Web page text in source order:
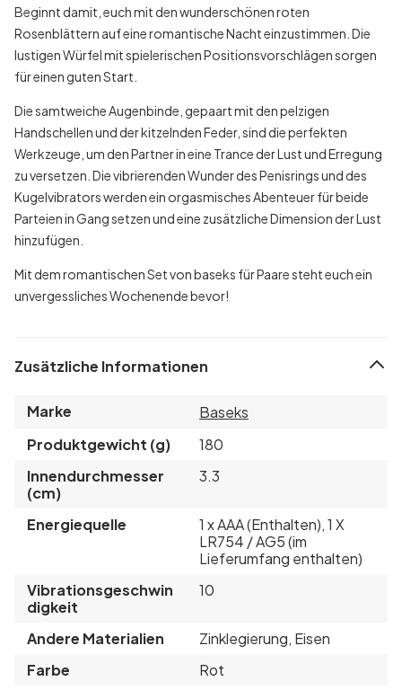
Beginnt damit, euch mit den wunderschönen roten
Rosenblättern auf eine romantische Nacht einzustimmen. Die
lustigen Würfel mit spielerischen Positionsvorschlägen sorgen
für einen guten Start.
Die samtweiche Augenbinde, gepaart mit den pelzigen
Handschellen und der kitzelnden Feder, sind die perfekten
Werkzeuge, um den Partner in eine Trance der Lust und Erregung
zu versetzen. Die vibrierenden Wunder des Penisrings und des
Kugelvibrators werden ein orgasmisches Abenteuer für beide
Parteien in Gang setzen und eine zusätzliche Dimension der Lust
hinzufügen.
Mit dem romantischen Set von baseks für Paare steht euch ein
unvergessliches Wochenende bevor!
Zusätzliche Informationen
Marke
Baseks
Produktgewicht (g)
180
Innendurchmesser
(cm)
3.3
Energiequelle
1 x AAA (Enthalten), 1 X
LR754 / AG5 (im
Lieferumfang enthalten)
Vibrationsgeschwin
digkeit
10
Andere Materialien
Zinklegierung, Eisen
Farbe
Rot